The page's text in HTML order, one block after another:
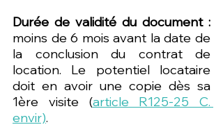
Durée de validité du document :
moins de 6 mois avant la date de
la conclusion du contrat de
location. Le potentiel locataire
doit en avoir une copie dès sa
1ère visite (article R125-25 C.
envir).